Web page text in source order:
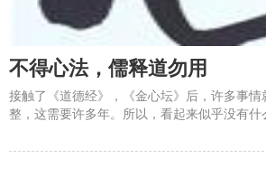
不得心法，儒释道勿用
接触了《道德经》，《金心坛》后，许多事
整，这需要许多年。所以，看起来似乎没有什
者，道，法则，方法。易经列举了64种象，